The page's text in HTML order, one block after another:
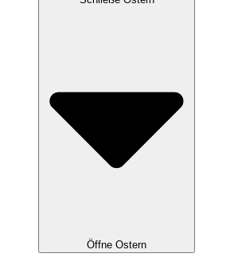
Öffne Ostern